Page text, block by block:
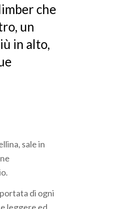
che
un
in alto,
sale in
di ogni